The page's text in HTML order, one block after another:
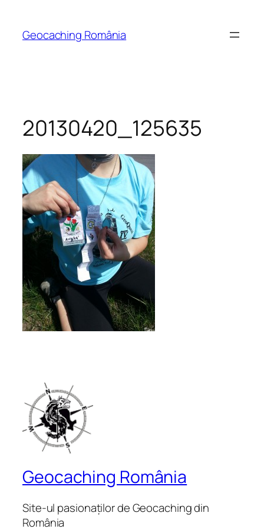
content
Geocaching România
20130420_125635
Geocaching România
Site-ul pasionaților de Geocaching din
România